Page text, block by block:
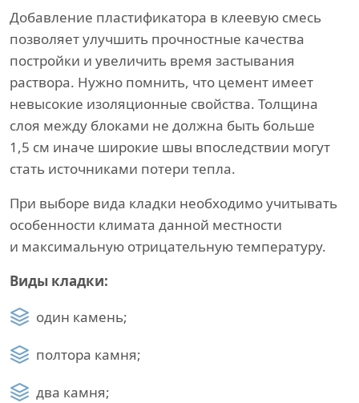
Добавление пластификатора в клеевую смесь
позволяет улучшить прочностные качества
постройки и увеличить время застывания
раствора. Нужно помнить, что цемент имеет
невысокие изоляционные свойства. Толщина
слоя между блоками не должна быть больше
1,5 см иначе широкие швы впоследствии могут
стать источниками потери тепла.
При выборе вида кладки необходимо учитывать
особенности климата данной местности
и максимальную отрицательную температуру.
Виды кладки:
один камень;
полтора камня;
два камня;